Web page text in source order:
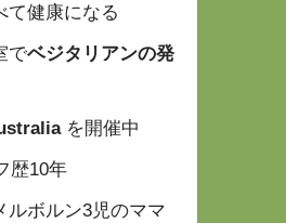
て健康になる
でベジタリアンの発
を開催中
歴10年
ボルン3児のママ